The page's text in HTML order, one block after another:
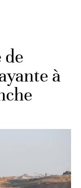
de
à